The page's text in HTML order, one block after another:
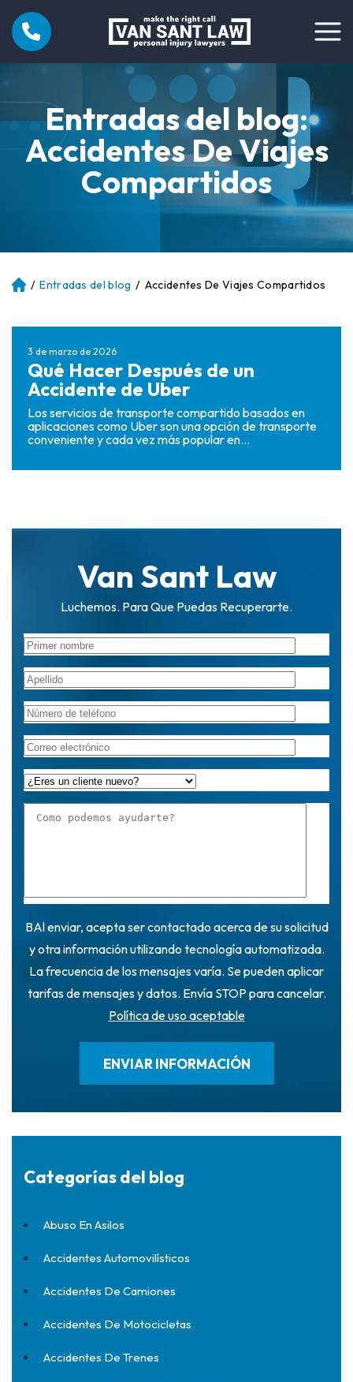
Entradas del blog:
Accidentes De Viajes
Compartidos
Ini / Entradas del blog / Accidentes De Viajes Compartidos
3 de marzo de 2026
Qué Hacer Después de un
Accidente de Uber
Los servicios de transporte compartido basados ​​en
aplicaciones como Uber son una opción de transporte
conveniente y cada vez más popular en...
Van Sant Law
Luchemos. Para Que Puedas Recuperarte.
BAl enviar, acepta ser contactado acerca de su solicitud
y otra información utilizando tecnología automatizada.
La frecuencia de los mensajes varía. Se pueden aplicar
tarifas de mensajes y datos. Envía STOP para cancelar.
Política de uso aceptable
Categorías del blog
Abuso En Asilos
Accidentes Automovilísticos
Accidentes De Camiones
Accidentes De Motocicletas
Accidentes De Trenes